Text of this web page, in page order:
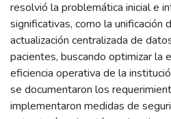
resolvió la problemática inicial e
significativas, como la unificación
actualización centralizada de
pacientes, buscando optimizar la
eficiencia operativa de la
se documentaron los
implementaron medidas de